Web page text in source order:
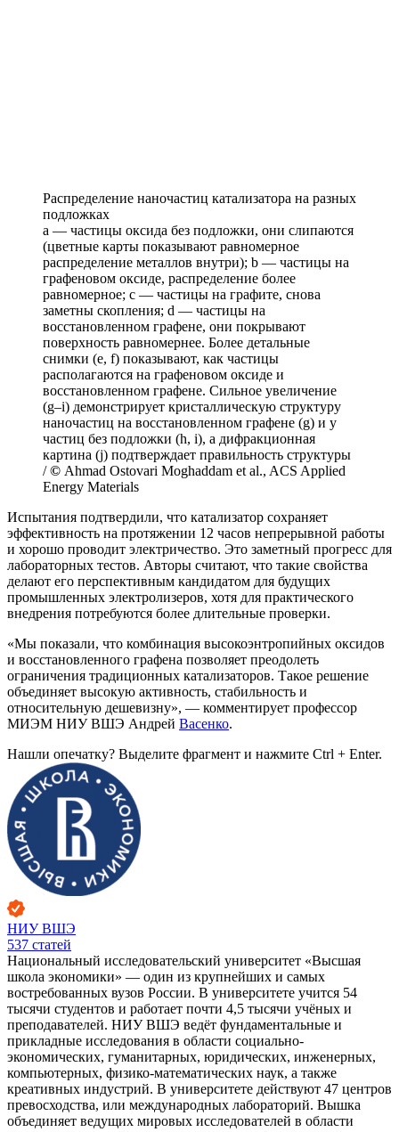
Распределение наночастиц катализатора на разных
подложках
a — частицы оксида без подложки, они слипаются
(цветные карты показывают равномерное
распределение металлов внутри); b — частицы на
графеновом оксиде, распределение более
равномерное; c — частицы на графите, снова
заметны скопления; d — частицы на
восстановленном графене, они покрывают
поверхность равномернее. Более детальные
снимки (e, f) показывают, как частицы
располагаются на графеновом оксиде и
восстановленном графене. Сильное увеличение
(g–i) демонстрирует кристаллическую структуру
наночастиц на восстановленном графене (g) и у
частиц без подложки (h, i), а дифракционная
картина (j) подтверждает правильность структуры
/© Ahmad Ostovari Moghaddam et al., ACS Applied
Energy Materials
Испытания подтвердили, что катализатор сохраняет
эффективность на протяжении 12 часов непрерывной работы
и хорошо проводит электричество. Это заметный прогресс для
лабораторных тестов. Авторы считают, что такие свойства
делают его перспективным кандидатом для будущих
промышленных электролизеров, хотя для практического
внедрения потребуются более длительные проверки.
«Мы показали, что комбинация высокоэнтропийных оксидов
и восстановленного графена позволяет преодолеть
ограничения традиционных катализаторов. Такое решение
объединяет высокую активность, стабильность и
относительную дешевизну», — комментирует профессор
МИЭМ НИУ ВШЭ Андрей Васенко.
Нашли опечатку? Выделите фрагмент и нажмите Ctrl + Enter.
НИУ ВШЭ
537 статей
Национальный исследовательский университет «Высшая
школа экономики» — один из крупнейших и самых
востребованных вузов России. В университете учится 54
тысячи студентов и работает почти 4,5 тысячи учёных и
преподавателей. НИУ ВШЭ ведёт фундаментальные и
прикладные исследования в области социально-
экономических, гуманитарных, юридических, инженерных,
компьютерных, физико-математических наук, а также
креативных индустрий. В университете действуют 47 центров
превосходства, или международных лабораторий. Вышка
объединяет ведущих мировых исследователей в области